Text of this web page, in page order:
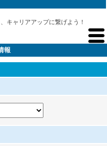
キャリアアップに繋げよう！
報